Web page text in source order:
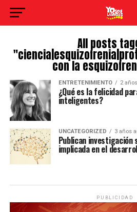
All posts
con la
ENTRETENIMIENTO 2
¿Qué es la felicidad
inteligentes?
UNCATEGORIZED 3 años
Publican
implicada en el
PUBLICIDAD